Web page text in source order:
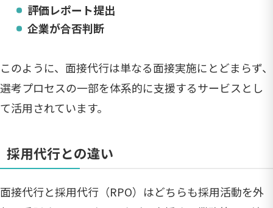
評価レポート提出
企業が合否判断
このように、面接代行は単なる面接実施にとどまらず、
選考プロセスの一部を体系的に支援するサービスとし
て活用されています。
採用代行との違い
面接代行と採用代行（RPO）はどちらも採用活動を外